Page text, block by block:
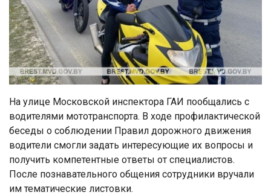
На улице Московской инспектора ГАИ пообщались с
водителями мототранспорта. В ходе профилактической
беседы о соблюдении Правил дорожного движения
водители смогли задать интересующие их вопросы и
получить компетентные ответы от специалистов.
После познавательного общения сотрудники вручали
им тематические листовки.